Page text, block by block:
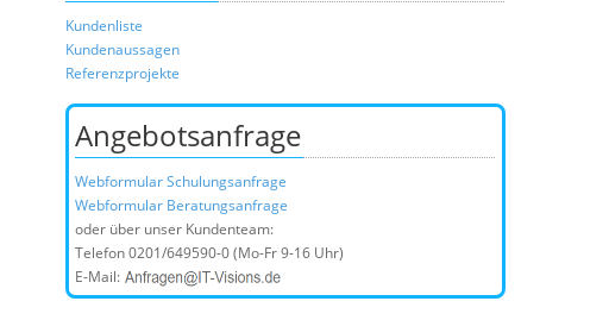
Kundenliste
Kundenaussagen
Referenzprojekte
Angebotsanfrage
Webformular Schulungsanfrage
Webformular Beratungsanfrage
oder über unser Kundenteam:
Telefon0201/649590-0(Mo-Fr 9-16 Uhr)
E-Mail: